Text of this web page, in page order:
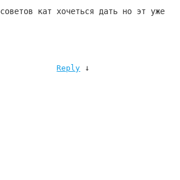
кат хочеться дать но эт уже
Reply ↓